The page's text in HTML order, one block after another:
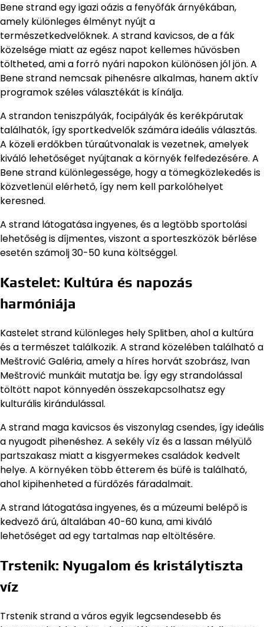
Bene strand egy igazi oázis a fenyőfák árnyékában,
amely különleges élményt nyújt a
természetkedvelőknek. A strand kavicsos, de a fák
közelsége miatt az egész napot kellemes hűvösben
töltheted, ami a forró nyári napokon különösen jól jön. A
Bene strand nemcsak pihenésre alkalmas, hanem aktív
programok széles választékát is kínálja.
A strandon teniszpályák, focipályák és kerékpárutak
találhatók, így sportkedvelők számára ideális választás.
A közeli erdőkben túraútvonalak is vezetnek, amelyek
kiváló lehetőséget nyújtanak a környék felfedezésére. A
Bene strand különlegessége, hogy a tömegközlekedés is
közvetlenül elérhető, így nem kell parkolóhelyet
keresned.
A strand látogatása ingyenes, és a legtöbb sportolási
lehetőség is díjmentes, viszont a sporteszközök bérlése
esetén számolj 30-50 kuna költséggel.
Kastelet: Kultúra és napozás
harmóniája
Kastelet strand különleges hely Splitben, ahol a kultúra
és a természet találkozik. A strand közelében található a
Meštrović Galéria, amely a híres horvát szobrász, Ivan
Meštrović munkáit mutatja be. Így egy strandolással
töltött napot könnyedén összekapcsolhatsz egy
kulturális kirándulással.
A strand maga kavicsos és viszonylag csendes, így ideális
a nyugodt pihenéshez. A sekély víz és a lassan mélyülő
partszakasz miatt a kisgyermekes családok kedvelt
helye. A környéken több étterem és büfé is található,
ahol kipihenheted a fürdőzés fáradalmait.
A strand látogatása ingyenes, és a múzeumi belépő is
kedvező árú, általában 40-60 kuna, ami kiváló
lehetőséget ad egy tartalmas nap eltöltésére.
Trstenik: Nyugalom és kristálytiszta
víz
Trstenik strand a város egyik legcsendesebb és